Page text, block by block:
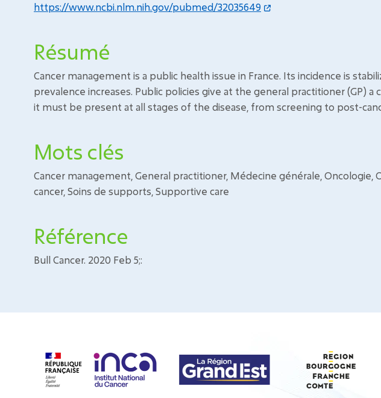
https://www.ncbi.nlm.nih.gov/pubmed/32035649
Résumé
Cancer management is a public health issue in France. Its incidence is
prevalence increases. Public policies give at the general practitioner (GP) a
it must be present at all stages of the disease, from screening to post-
Mots clés
Cancer management, General practitioner, Médecine générale, Oncologie,
cancer, Soins de supports, Supportive care
Référence
Bull Cancer. 2020 Feb 5;: